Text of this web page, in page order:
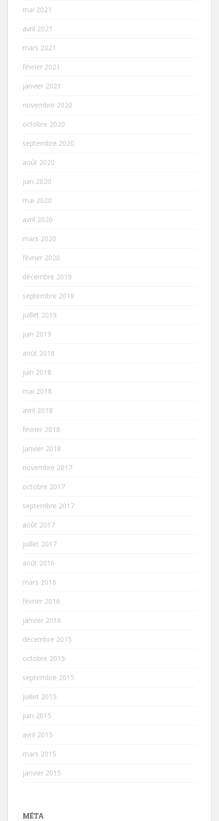
mai 2021
avril 2021
mars 2021
février 2021
janvier 2021
novembre 2020
octobre 2020
septembre 2020
août 2020
juin 2020
mai 2020
avril 2020
mars 2020
février 2020
décembre 2019
septembre 2019
juillet 2019
juin 2019
août 2018
juin 2018
mai 2018
avril 2018
février 2018
janvier 2018
novembre 2017
octobre 2017
septembre 2017
août 2017
juillet 2017
août 2016
mars 2016
février 2016
janvier 2016
décembre 2015
octobre 2015
septembre 2015
juillet 2015
juin 2015
avril 2015
mars 2015
janvier 2015
MÉTA